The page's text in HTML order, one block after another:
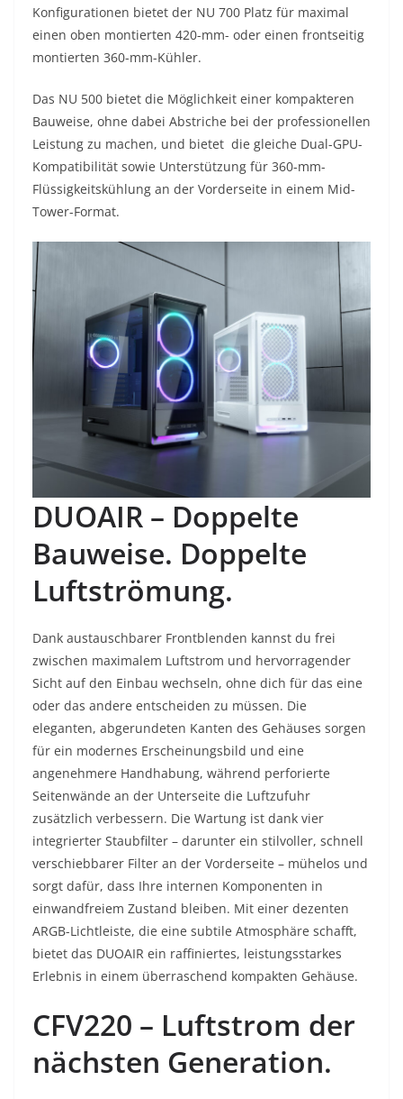
Konfigurationen bietet der NU 700 Platz für maximal
einen oben montierten 420-mm- oder einen frontseitig
montierten 360-mm-Kühler.
Das NU 500 bietet die Möglichkeit einer kompakteren
Bauweise, ohne dabei Abstriche bei der professionellen
Leistung zu machen, und bietet die gleiche Dual-GPU-
Kompatibilität sowie Unterstützung für 360-mm-
Flüssigkeitskühlung an der Vorderseite in einem Mid-
Tower-Format.
DUOAIR – Doppelte
Bauweise. Doppelte
Luftströmung.
Dank austauschbarer Frontblenden kannst du frei
zwischen maximalem Luftstrom und hervorragender
Sicht auf den Einbau wechseln, ohne dich für das eine
oder das andere entscheiden zu müssen. Die
eleganten, abgerundeten Kanten des Gehäuses sorgen
für ein modernes Erscheinungsbild und eine
angenehmere Handhabung, während perforierte
Seitenwände an der Unterseite die Luftzufuhr
zusätzlich verbessern. Die Wartung ist dank vier
integrierter Staubfilter – darunter ein stilvoller, schnell
verschiebbarer Filter an der Vorderseite – mühelos und
sorgt dafür, dass Ihre internen Komponenten in
einwandfreiem Zustand bleiben. Mit einer dezenten
ARGB-Lichtleiste, die eine subtile Atmosphäre schafft,
bietet das DUOAIR ein raffiniertes, leistungsstarkes
Erlebnis in einem überraschend kompakten Gehäuse.
CFV220 – Luftstrom der
nächsten Generation.